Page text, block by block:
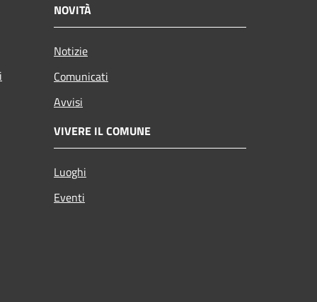
NOVITÀ
Notizie
Comunicati
Avvisi
VIVERE IL COMUNE
Luoghi
Eventi